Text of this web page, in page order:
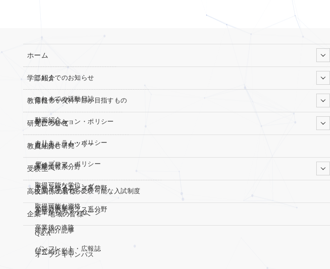
ホーム
これまでのお知らせ
これまでの活動日誌
動画紹介
学部紹介
情報データ科学部が目指すもの
アドミッション・ポリシー
カリキュラム・ポリシー
ディプロマ・ポリシー
取得可能な学位
取得可能な資格
卒業後の進路
パンフレット・広報誌
教育について
学びの特色
カリキュラムツリー
履修モデル
キャンパスカレンダー
ミニ講義動画
研究について
取り組む研究
人間情報系分野
データサイエンス系分野
知能ロボティクス系分野
研究紹介記事
研究紹介動画
教員紹介
受験生へ
文系・理系でも受験可能な入試制度
先輩からのメッセージ
Q＆A
オープンキャンパス
高校関係の皆様へ
企業・地域の皆様へ